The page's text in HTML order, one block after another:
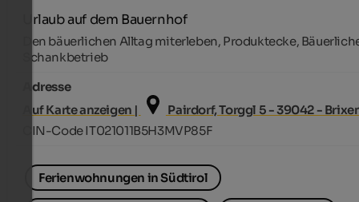
Urlaub auf dem Bauernhof
Den bäuerlichen Alltag miterleben, Produktecke,
Schankbetrieb
Adresse
Auf Karte anzeigen |
Pairdorf, Torggl 5 - 39042 -
CIN-Code IT021011B5H3MVP85F
Ferienwohnungen in Südtirol